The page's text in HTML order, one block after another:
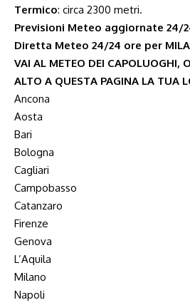
Termico: circa 2300 metri.
Previsioni Meteo aggiornate 24/
Diretta Meteo 24/24 ore per
VAI AL METEO DEI CAPOLUOGHI,
ALTO A QUESTA PAGINA LA TUA
Ancona
Aosta
Bari
Bologna
Cagliari
Campobasso
Catanzaro
Firenze
Genova
L’Aquila
Milano
Napoli